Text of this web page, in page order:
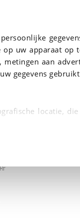
uw apparaat op
metingen aan
gegevens
locatie,
op elk
we voor een
goed werkt.